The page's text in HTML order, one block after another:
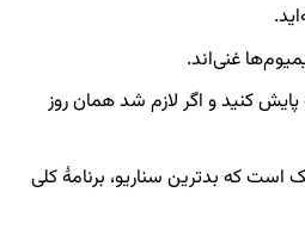
غنی‌اند.
کنید و اگر لازم شد همان روز
است که بدترین سناریو، برنامهٔ کلی